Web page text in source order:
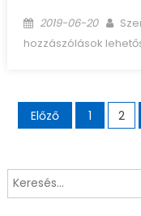
Posted on
2019-06-20
hozzászólások
Előző 1 2
Keresés: